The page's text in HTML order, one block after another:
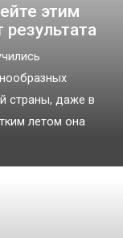
этим
результата
страны, даже в
летом она